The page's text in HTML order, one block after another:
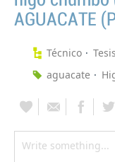
AGUACATE
Técnico
aguacate